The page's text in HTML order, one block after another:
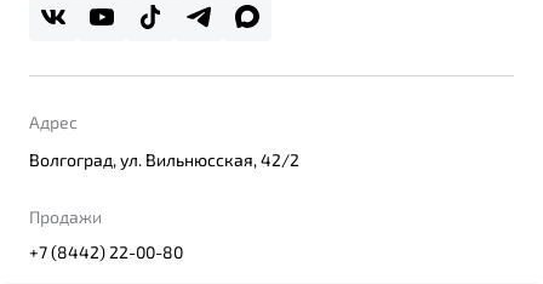
Правовая информация
Адрес
Волгоград, ул. Вильнюсская, 42/2
Продажи
+7 (8442) 22-00-80